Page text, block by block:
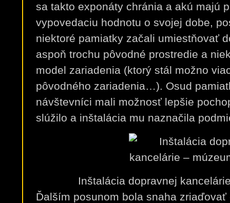
sa takto exponáty chránia a akú majú
vypovedaciu hodnotu o svojej dobe,
niektoré pamiatky začali umiestňovať
aspoň trochu pôvodné prostredie a
model zariadenia (ktorý stál možno
pôvodného zariadenia…). Osud
návštevníci mali možnosť lepšie
slúžilo a inštalácia mu naznačila
Inštalácia dopravnej
Ďalším posunom bola snaha